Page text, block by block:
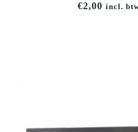
€2,00 incl.